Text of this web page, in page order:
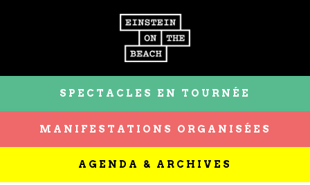
SPECTACLES EN TOURNÉE
MANIFESTATIONS ORGANISÉES
AGENDA & ARCHIVES